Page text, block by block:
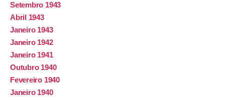
Setembro 1943
Abril 1943
Janeiro 1943
Janeiro 1942
Janeiro 1941
Outubro 1940
Fevereiro 1940
Janeiro 1940